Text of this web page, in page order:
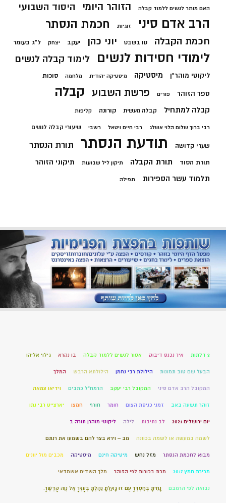
האם מותר לנשים ללמוד קבלה הזוהר היומי היסוד השבועי
הרב אדם סיני זוגיות חכמת הנסתר
חכמת הקבלה טו בשבט יוני כהן יעקב יצחק ל"ג בעומר
לימודי חסידות לנשים לימוד קבלה לנשים
ליקוטי מוהר"ן מיסטיקה מיסטיקה יהודית מלחמה סוכות
ספר הזוהר פורים פרשת השבוע קבלה
קבלה למתחיל קבלה מעשית קורונה קליפות
רבי ברוך שלום הלוי אשלג רבי חיים ויטאל רשבי שיעורי קבלה לנשים
שערי קדושה תודעת הנסתר תורת הנסתר
תורת הסוד תורת הקבלה תיקון ליל שבועות תיקוני הזוהר
תלמוד עשר הספירות תפילה
2 דלתות איך נכנס דיבוק אסור לנשים ללמוד קבלה בן נקרא גילוי אליהו
הבעל שם טוב תמונות הילולת רבי נחמן הילולתא הרבש המלך
המקובל הרב אדם סיני המקובל רבי יעקב הרמח"ל כתבים וידיאו צמאה
זוהר תשעה באב זמני כניסת הצום חומר חורף חמצן יארצייט רבי נתן
יום ירושלים 2021 לב נתיבות לילה ליקוטי מוהרן תורה ב
לשמה במעשה או לשמה בכוונה מב – וירא בצר להם בשמעו את רנתם
מבוא לחכמת הנסתר מזל נחש מיטיקה חינם מיסטיקה מכבים מול יוונים
מכירת חמץ 2017 מכת בכורות לפי הזוהר מלך השדים אשמדאי
נבואה לפי הרמבם נָחִיתָ בְחַסְדְּךָ עַם זוּ גָּאָלְתָּ נֵהַלְתָּ בְעָזְּךָ אֶל נְוֵה קָדְשֶׁךָ.